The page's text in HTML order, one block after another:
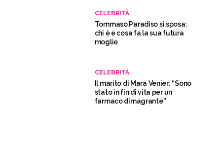
CELEBRITÀ
Tommaso Paradiso si sposa:
chi è e cosa fa la sua futura
moglie
CELEBRITÀ
Il marito di Mara Venier: “Sono
stato in fin di vita per un
farmaco dimagrante”